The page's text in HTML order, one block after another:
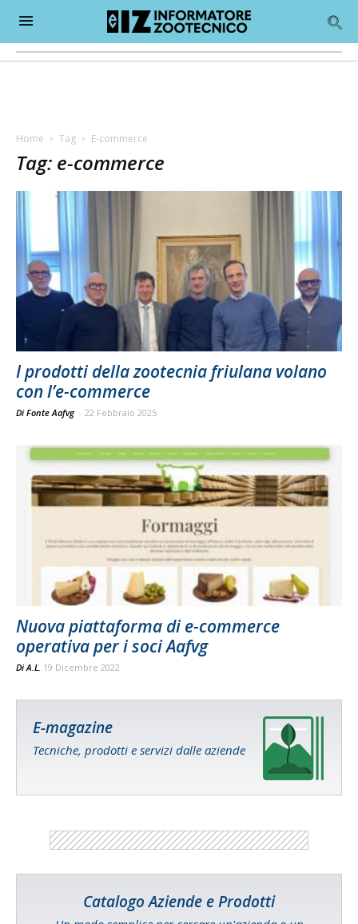
Home Tag E-commerce
Tag: e-commerce
I prodotti della zootecnia friulana volano
con l’e-commerce
Di Fonte Aafvg - 22 Febbraio 2025
Nuova piattaforma di e-commerce
operativa per i soci Aafvg
Di A.L. 19 Dicembre 2022
E-magazine
Tecniche, prodotti e servizi dalle aziende
Catalogo Aziende e Prodotti